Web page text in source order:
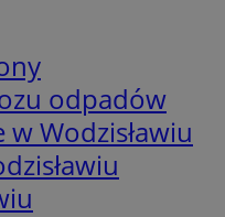
odpadów
w Wodzisławiu